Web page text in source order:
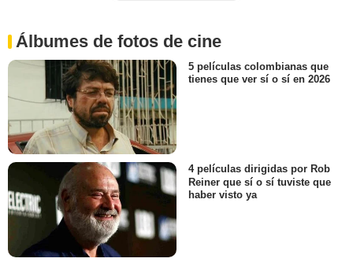
Álbumes de fotos de cine
5 películas colombianas que
tienes que ver sí o sí en 2026
4 películas dirigidas por Rob
Reiner que sí o sí tuviste que
haber visto ya